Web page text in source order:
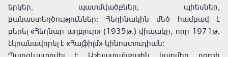
երկեր, պատմվածքներ, պիեսներ,
բանաստեղծություններ։ Հեղինակին մեծ համբավ է
բերել «Հեղնար աղբյուր» (1935թ.) վիպակը, որը 1971թ.
էկրանավորել է «Հայֆիլմ» կինոստուդիան։
Պարգևատրվել է Աշխատանքային կարմիր դրոշի